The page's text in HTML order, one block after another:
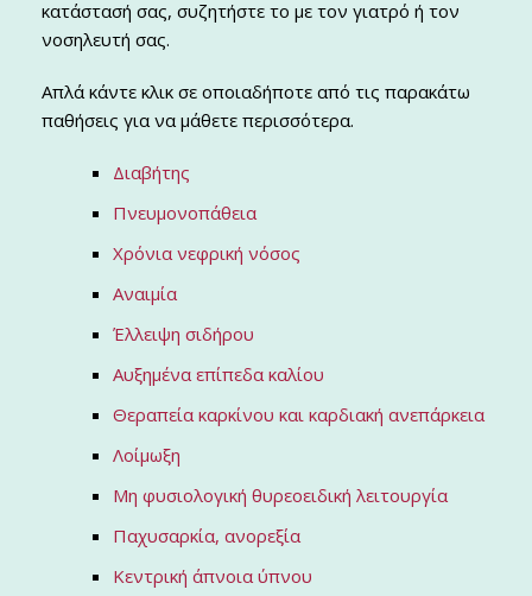
κατάστασή σας, συζητήστε το με τον γιατρό ή τον
νοσηλευτή σας.
Απλά κάντε κλικ σε οποιαδήποτε από τις παρακάτω
παθήσεις για να μάθετε περισσότερα.
Διαβήτης
Πνευμονοπάθεια
Χρόνια νεφρική νόσος
Αναιμία
Έλλειψη σιδήρου
Αυξημένα επίπεδα καλίου
Θεραπεία καρκίνου και καρδιακή ανεπάρκεια
Λοίμωξη
Μη φυσιολογική θυρεοειδική λειτουργία
Παχυσαρκία, ανορεξία
Κεντρική άπνοια ύπνου